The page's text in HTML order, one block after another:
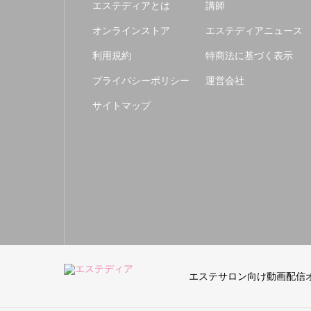
エステディアとは 講師
オンラインストア エステディアニュース
利用規約 特商法に基づく表示
プライバシーポリシー 運営会社
サイトマップ
エステサロン向け動画配信